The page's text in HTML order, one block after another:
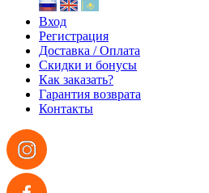
Вход
Регистрация
Доставка / Оплата
Скидки и бонусы
Как заказать?
Гарантия возврата
Контакты